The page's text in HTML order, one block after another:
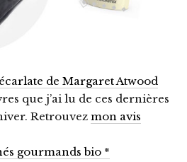
de Margaret Atwood
que j’ai lu de ces dernières
Retrouvez mon avis
gourmands bio *